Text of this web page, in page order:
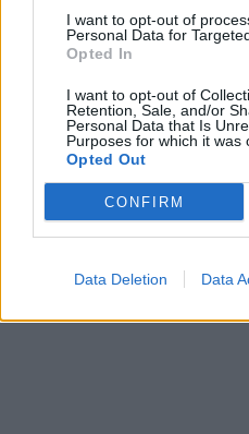
I want to opt-out of
Personal Data for
Opted In
I want to opt-out of
Retention, Sale, and/or
Personal Data that Is
Purposes for which it was
Opted Out
CONFIRM
Data Deletion Data